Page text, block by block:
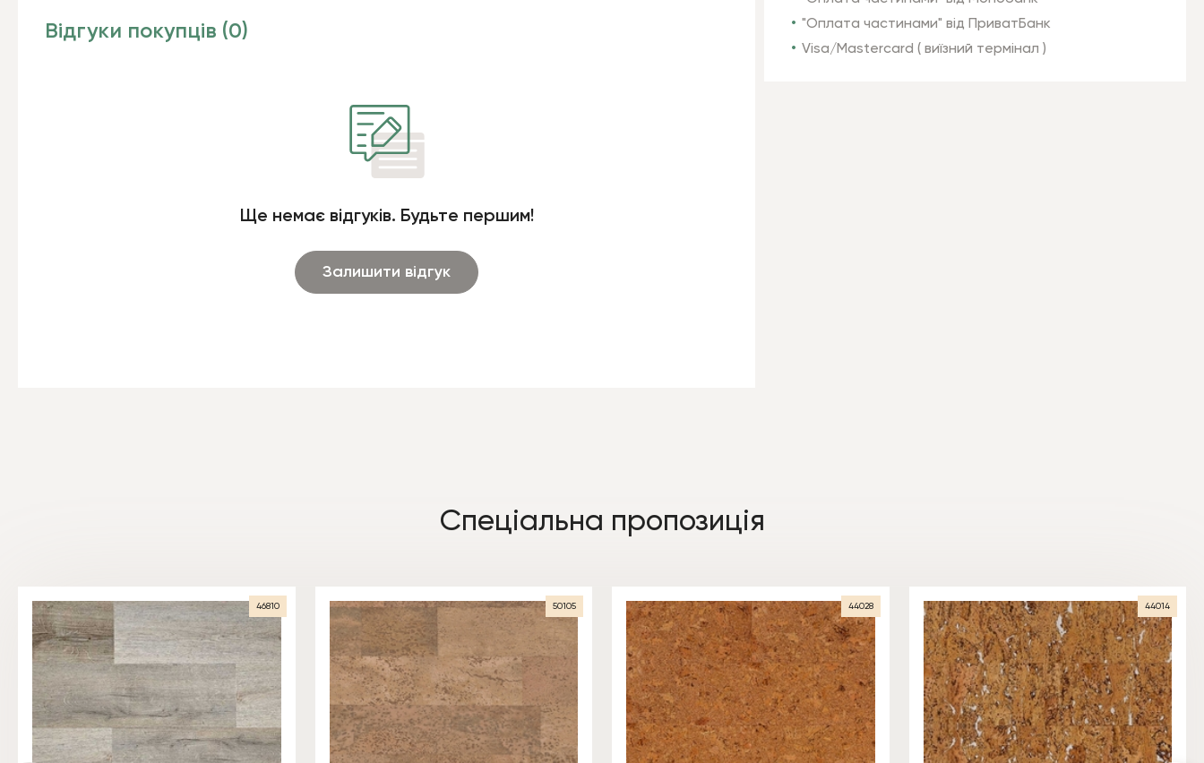
"Оплата частинами" від ПриватБанк
Visa/Mastercard ( виїзний термінал )
Відгуки покупців (0)
Ще немає відгуків. Будьте першим!
Залишити відгук
Спеціальна пропозиція
46810 50105 44028 44014